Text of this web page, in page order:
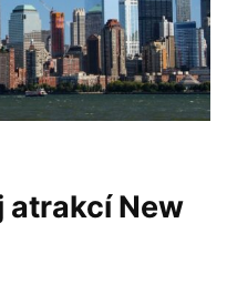
atrakcí New